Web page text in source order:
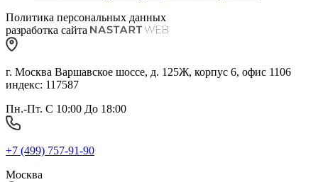
Политика персональных данных
разработка сайта
г. Москва Варшавское шоссе, д. 125Ж, корпус 6, офис 1106
индекс: 117587
Пн.-Пт. С 10:00 До 18:00
+7 (499) 757-91-90
Москва